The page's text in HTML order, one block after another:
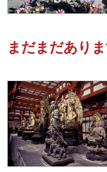
まだまだあり